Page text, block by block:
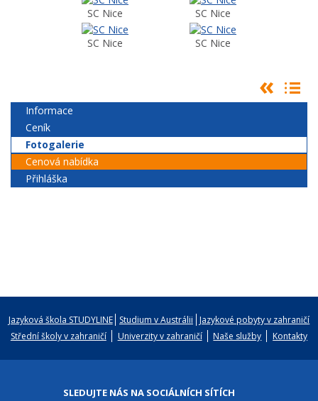
SC Nice SC Nice
SC Nice SC Nice
Informace
Ceník
Fotogalerie
Cenová nabídka
Přihláška
Jazyková škola STUDYLINE Studium v Austrálii
Jazykové pobyty v zahraničí
Střední školy v zahraničí
Univerzity v zahraničí Naše služby Kontakty
SLEDUJTE NÁS NA SOCIÁLNÍCH SÍTÍCH